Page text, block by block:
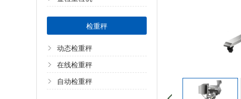
检重秤
动态检重秤
在线检重秤
自动检重秤